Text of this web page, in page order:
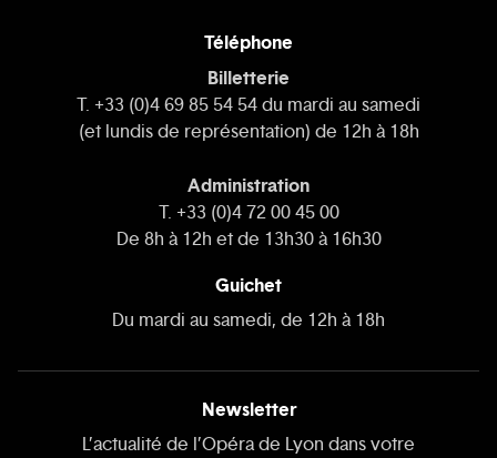
Téléphone
Billetterie
T. +33 (0)4 69 85 54 54 du mardi au samedi
(et lundis de représentation) de 12h à 18h
Administration
T. +33 (0)4 72 00 45 00
De 8h à 12h et de 13h30 à 16h30
Guichet
Du mardi au samedi, de 12h à 18h
Newsletter
L’actualité de l’Opéra de Lyon dans votre